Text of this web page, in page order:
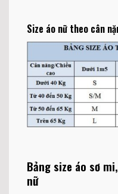
Size áo nữ theo cân
Bảng size áo sơ
nữ